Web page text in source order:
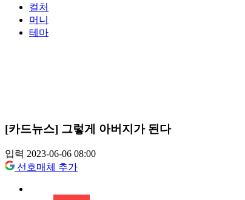
컬처
머니
테마
[카드뉴스] 그렇게 아버지가 된다
입력 2023-06-06 08:00
선호매체 추가